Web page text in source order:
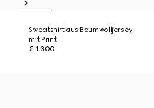
Sweatshirt aus Baumwolljersey
mit Print
€ 1.300